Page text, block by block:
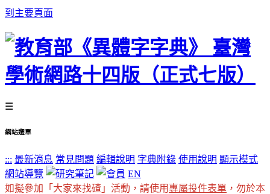
到主要頁面
☰
網站選單
::: 最新消息 常見問題 編輯說明 字典附錄 使用說明 顯示模式
網站導覽
EN
如擬參加「大家來找碴」活動，請使用專屬投件表單 ，勿於本